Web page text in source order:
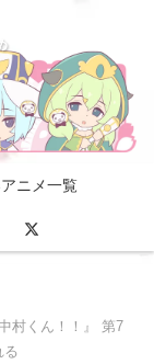
ニメ一覧
村くん！！』 第7
る